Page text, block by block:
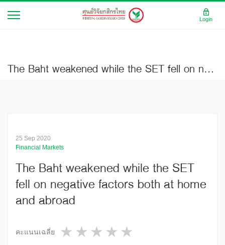
The Baht weakened while the SET fell on negative factors both at home and abroad
25 Sep 2020
Financial Markets
The Baht weakened while the SET
fell on negative factors both at home
and abroad
คะแนนเฉลี่ย 4 stars
3 stars
2 stars
1 star
Login